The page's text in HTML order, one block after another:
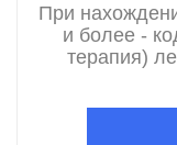
При
и более -
терапия)